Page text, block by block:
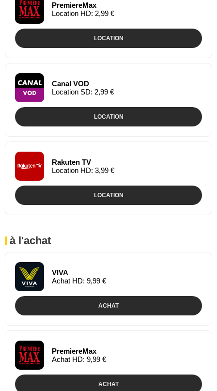
PremiereMax
Location HD: 2,99 €
LOCATION
Canal VOD
Location SD: 2,99 €
LOCATION
Rakuten TV
Location HD: 3,99 €
LOCATION
à l'achat
VIVA
Achat HD: 9,99 €
ACHAT
PremiereMax
Achat HD: 9,99 €
ACHAT